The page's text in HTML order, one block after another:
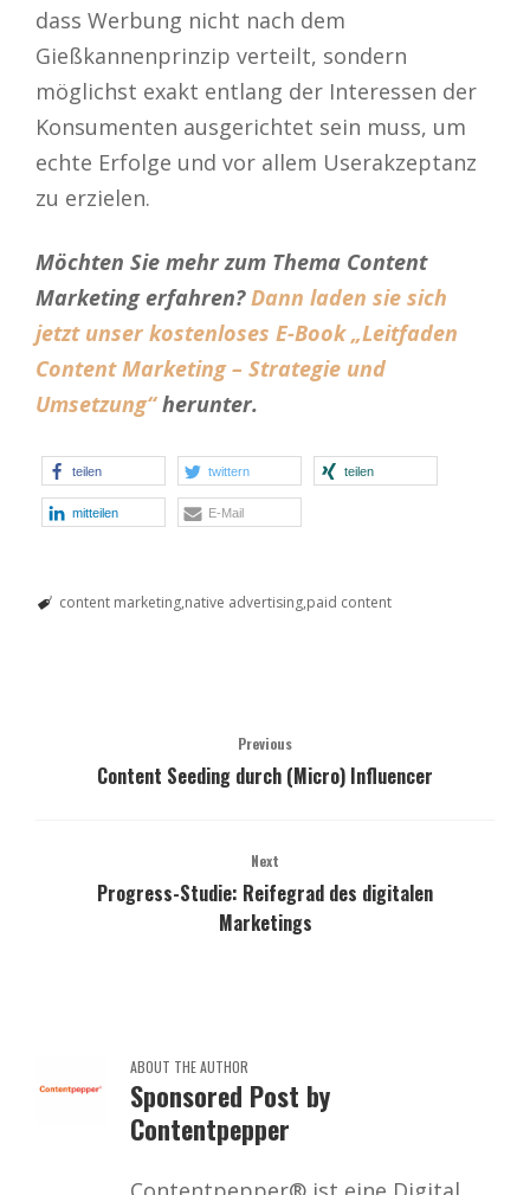
dass Werbung nicht nach dem
Gießkannenprinzip verteilt, sondern
möglichst exakt entlang der Interessen der
Konsumenten ausgerichtet sein muss, um
echte Erfolge und vor allem Userakzeptanz
zu erzielen.
Möchten Sie mehr zum Thema Content
Marketing erfahren?Dann laden sie sich
jetzt unser kostenloses E-Book „Leitfaden
Content Marketing – Strategie und
Umsetzung“herunter.
teilen twittern teilen
mitteilen E-Mail
content marketing native advertising paid content
Previous
Content Seeding durch (Micro) Influencer
Next
Progress-Studie: Reifegrad des digitalen
Marketings
ABOUT THE AUTHOR
Sponsored Post by
Contentpepper